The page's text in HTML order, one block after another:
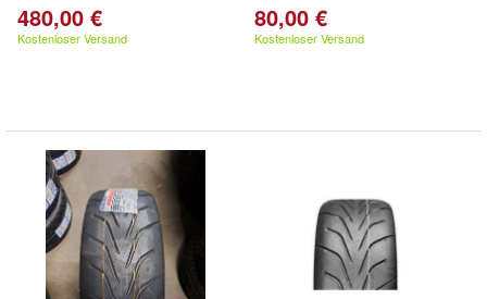
480,00 €
Kostenloser Versand
80,00 €
Kostenloser Versand